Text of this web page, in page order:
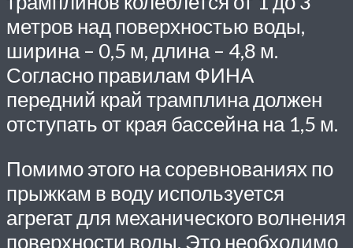
метров над поверхностью воды,
ширина – 0,5 м, длина – 4,8 м.
Согласно правилам ФИНА
передний край трамплина должен
отступать от края бассейна на 1,5 м.
Помимо этого на соревнованиях по
прыжкам в воду используется
агрегат для механического волнения
поверхности воды. Это необходимо